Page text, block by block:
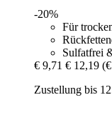
-20%
Für
Sulfatfrei
€ 9,71 € 12,19
Zustellung bis